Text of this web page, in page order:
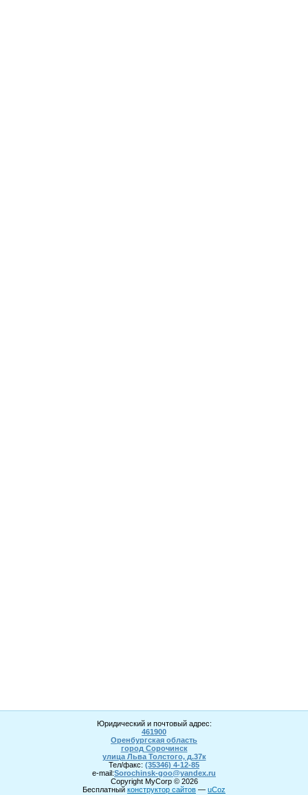
Юридический и почтовый адрес:
461900
Оренбургская область
город Сорочинск
улица Льва Толстого, д.37к
Тел/факс: (35346) 4-12-85
e-mail:Sorochinsk-goo@yandex.ru
Copyright MyCorp © 2026
Бесплатный конструктор сайтов — uCoz